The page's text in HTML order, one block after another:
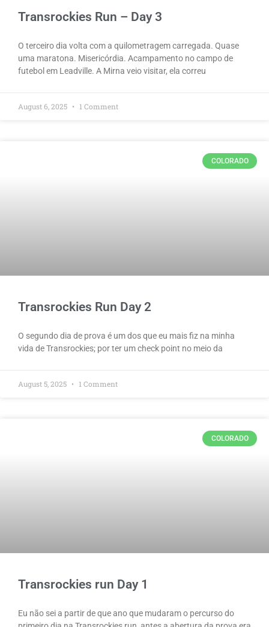
Transrockies Run – Day 3
O terceiro dia volta com a quilometragem carregada. Quase
uma maratona. Misericórdia. Acampamento no campo de
futebol em Leadville. A Mirna veio visitar, ela correu
August 6, 2025 1 Comment
COLORADO
Transrockies Run Day 2
O segundo dia de prova é um dos que eu mais fiz na minha
vida de Transrockies; por ter um check point no meio da
August 5, 2025 1 Comment
COLORADO
Transrockies run Day 1
Eu não sei a partir de que ano que mudaram o percurso do